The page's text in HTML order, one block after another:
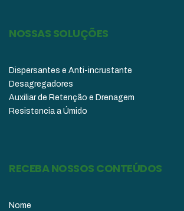
NOSSAS SOLUÇÕES
Dispersantes e Anti-incrustante
Desagregadores
Auxiliar de Retenção e Drenagem
Resistencia a Úmido
RECEBA NOSSOS CONTEÚDOS
Nome